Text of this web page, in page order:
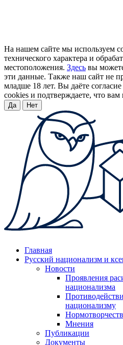
На нашем сайте мы используем
технического характера и
местоположения. Здесь вы
эти данные. Также наш сайт не
младше 18 лет. Вы даёте
cookies и подтверждаете, что вам
Да Нет
Главная
Русский национализм и
Новости
Проявления
национализма
национализму
Мнения
Публикации
Документы